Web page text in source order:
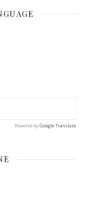
Powered byGoogle Translate.